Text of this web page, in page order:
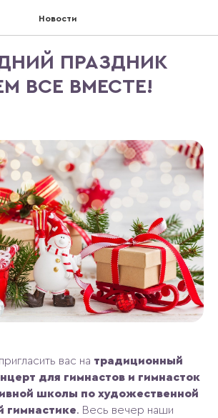
Новости
ПРАЗДНИК
ВСЕ ВМЕСТЕ!
вас на традиционный
для гимнастов и гимнасток
школы по художественной
гимнастике. Весь вечер наши